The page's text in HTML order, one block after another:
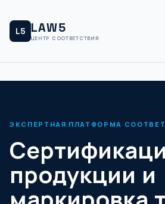
L5 LAW5
ЦЕНТР СООТВЕТСТВИЯ
ЭКСПЕРТНАЯ ПЛАТФОРМА
продукции и